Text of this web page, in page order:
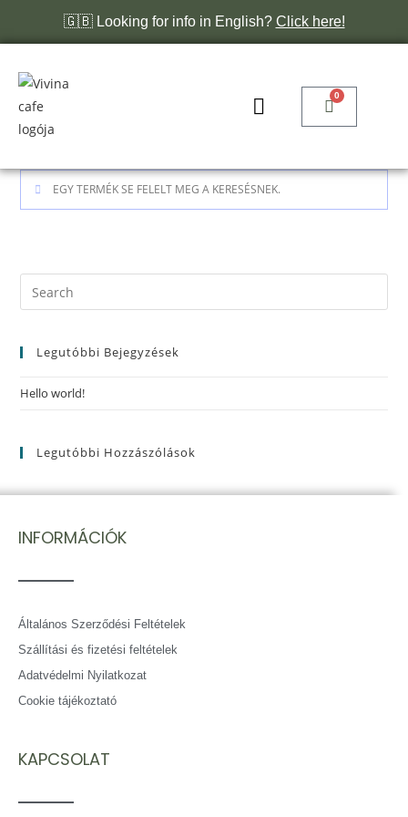
🇬🇧 Looking for info in English? Click here!
0
EGY TERMÉK SE FELELT MEG A KERESÉSNEK.
Legutóbbi Bejegyzések
Hello world!
Legutóbbi Hozzászólások
INFORMÁCIÓK
Általános Szerződési Feltételek
Szállítási és fizetési feltételek
Adatvédelmi Nyilatkozat
Cookie tájékoztató
KAPCSOLAT